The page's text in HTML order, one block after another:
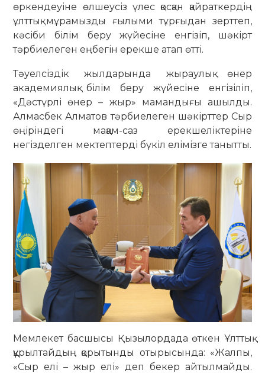
өркендеуіне өлшеусіз үлес қосқан қайраткердің
ұлттық мұрамызды ғылыми тұрғыдан зерттеп,
кәсіби білім беру жүйесіне енгізіп, шәкірт
тәрбиелеген еңбегін ерекше атап өтті.
Тәуелсіздік жылдарында жыраулық өнер
академиялық білім беру жүйесіне енгізіліп,
«Дәстүрлі өнер – жыр» мамандығы ашылды.
Алмасбек Алматов тәрбиелеген шәкірттер Сыр
өңіріндегі мақам-саз ерекшеліктеріне
негізделген мектептерді бүкіл елімізге танытты.
Мемлекет басшысы Қызылордада өткен Ұлттық
құрылтайдың қорытынды отырысында: «Жалпы,
«Сыр елі – жыр елі» деп бекер айтылмайды.